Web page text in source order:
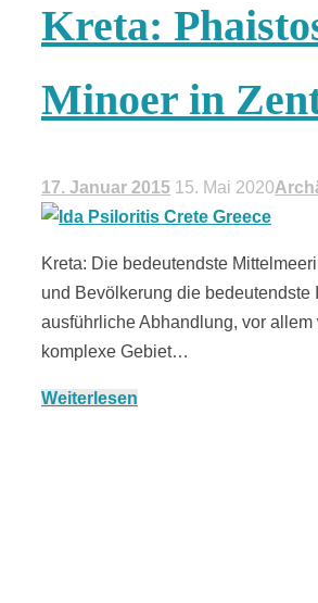
Kreta:
Minoer in
17. Januar 2015 15. Mai 2020
Kreta: Die bedeutendste
und Bevölkerung die
ausführliche Abhandlung, vor
komplexe Gebiet…
Weiterlesen